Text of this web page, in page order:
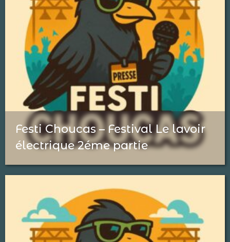
Festi Choucas – Festival Le lavoir
électrique 2éme partie